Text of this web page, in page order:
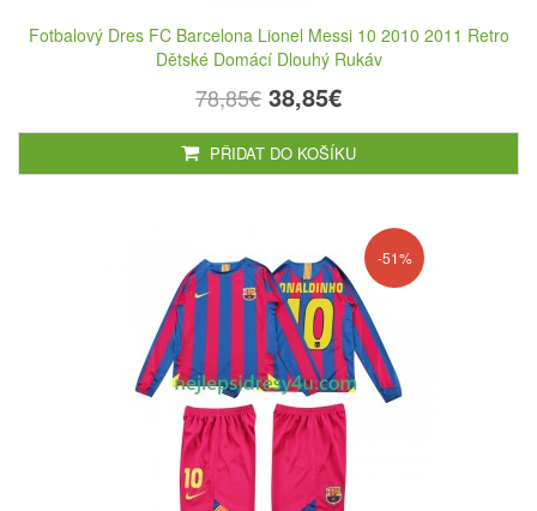
Fotbalový Dres FC Barcelona Lionel Messi 10 2010 2011 Retro
Dětské Domácí Dlouhý Rukáv
78,85€ 38,85€
PŘIDAT DO KOŠÍKU
-51%